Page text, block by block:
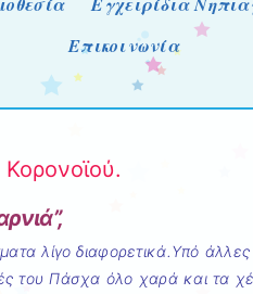
Επικοινωνία
λίγο διαφορετικά.Υπό
του Πάσχα όλο χαρά και τα